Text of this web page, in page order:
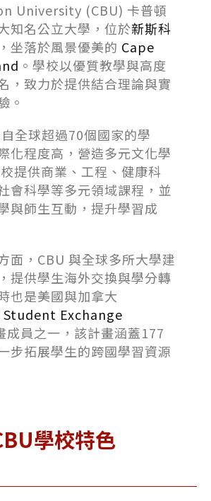
University (CBU) 卡普頓
知名公立大學，位於新斯科
，坐落於風景優美的 Cape
。學校以優質教學與高度
，致力於提供結合理論與實
。
全球超過70個國家的學
化程度高，營造多元文化學
提供商業、工程、健康科
會科學等多元領域課程，並
與師生互動，提升學習成
面，CBU 與全球多所大學建
提供學生海外交換與學分轉
也是美國與加拿大
Exchange
成員之一，該計畫涵蓋177
步拓展學生的跨國學習資源
學校特色